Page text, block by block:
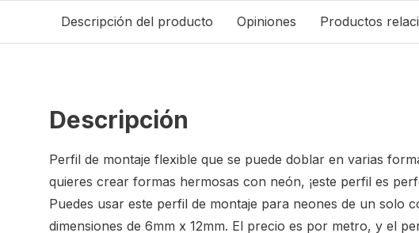
Descripción del producto Opiniones Productos
Descripción
Perfil de montaje flexible que se puede doblar en varias
quieres crear formas hermosas con neón, ¡este perfil es
Puedes usar este perfil de montaje para neones de un solo
dimensiones de 6mm x 12mm. El precio es por metro, y el